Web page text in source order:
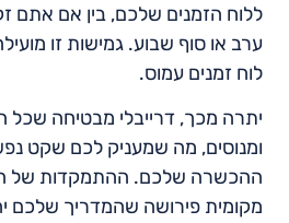
ללוח הזמנים שלכם, בין אם אתם
ערב או סוף שבוע. גמישות זו
לוח זמנים עמוס.
יתרה מכך, דרייבלי מבטיחה שכל
ומנוסים, מה שמעניק לכם שקט
ההכשרה שלכם. ההתמקדות של
מקומית פירושה שהמדריך שלכם